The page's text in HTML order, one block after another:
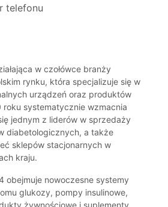
telefonu
w czołówce branży
rynku, która specjalizuje się w
urządzeń oraz produktów
systematycznie wzmacnia
jednym z liderów w sprzedaży
diabetologicznych, a także
sklepów stacjonarnych w
kraju.
obejmuje nowoczesne systemy
glukozy, pompy insulinowe,
żywnościowe i suplementy